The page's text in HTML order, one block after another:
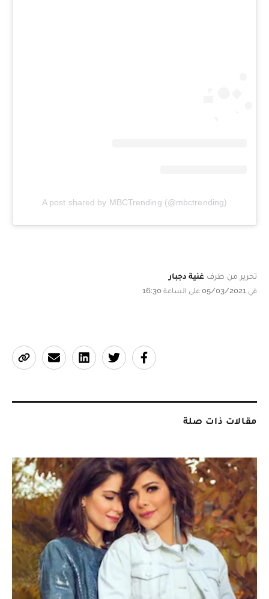
A post shared by MBCTrending (@mbctrending)
تحرير من طرف غنية دجبار
في 05/03/2021 على الساعة 16:30
مقالات ذات صلة